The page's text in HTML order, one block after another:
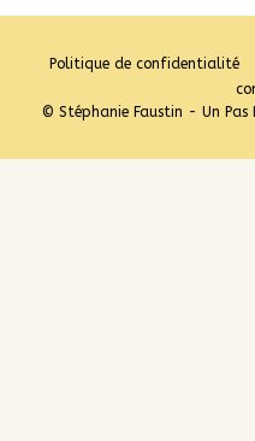
Politique de confidentialité
© Stéphanie Faustin - Un Pas